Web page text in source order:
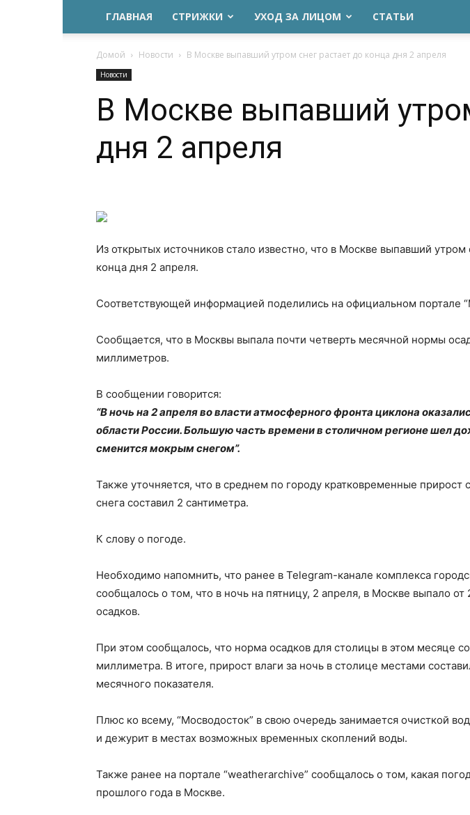
ГЛАВНАЯ СТРИЖКИ УХОД ЗА ЛИЦОМ СТАТЬИ
Домой Новости В Москве выпавший утром снег растает до конца дня 2 апреля
Новости
В Москве выпавший
дня 2 апреля
Из открытых источников стало известно, что в Москве выпавший утром
конца дня 2 апреля.
Соответствующей информацией поделились на официальном портале
Сообщается, что в Москвы выпала почти четверть месячной нормы
миллиметров.
В сообщении говорится:
“В ночь на 2 апреля во власти атмосферного фронта циклона
области России. Большую часть времени в столичном регионе шел
сменится мокрым снегом”.
Также уточняется, что в среднем по городу кратковременные прирост
снега составил 2 сантиметра.
К слову о погоде.
Необходимо напомнить, что ранее в Telegram-канале комплекса
сообщалось о том, что в ночь на пятницу, 2 апреля, в Москве выпало
осадков.
При этом сообщалось, что норма осадков для столицы в этом месяце
миллиметра. В итоге, прирост влаги за ночь в столице местами
месячного показателя.
Плюс ко всему, “Мосводосток” в свою очередь занимается очисткой
и дежурит в местах возможных временных скоплений воды.
Также ранее на портале “weatherarchive” сообщалось о том, какая
прошлого года в Москве.